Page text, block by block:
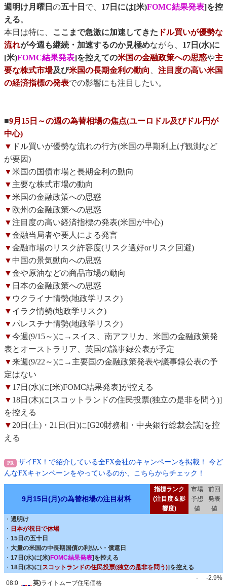
週明け月曜日 の五十日 で、 17日には[米)FOMC結果発表]を控
える。
本日は特に、
ここまで急激に加速してきた ドル買いが優勢な
流れが今週も継続・加速するのか見極めながら、 17日(水)に
[米)FOMC結果発表]を控えての米国の金融政策への思惑や主
要な株式市場及び米国の長期金利の動向 、 注目度の高い米国
の経済指標の発表での影響にも注目したい。
■9月15日～の週の為替相場の焦点(ユーロドル及びドル円が
中心)
▼ ドル買いが優勢な流れの行方(米国の早期利上げ観測など
が要因)
▼米国の国債市場と長期金利の動向
▼ 主要な株式市場の動向
▼米国の金融政策への思惑
▼ 欧州の金融政策への思惑
▼注目度の高い経済指標の発表(米国が中心)
▼金融当局者や要人による発言
▼金融市場のリスク許容度(リスク選好orリスク回避)
▼ 中国の景気動向への思惑
▼金や原油などの商品市場の動向
▼ 日本の金融政策への思惑
▼ ウクライナ情勢(地政学リスク)
▼ イラク情勢(地政学リスク)
▼パレスチナ情勢(地政学リスク)
▼今週(9/15～)に→スイス、南アフリカ、米国の金融政策発
表とオーストラリア、英国の議事録公表が予定
▼来週(9/22～)に→主要国の金融政策発表や議事録公表の予
定はない
▼ 17日(水)に[米)FOMC結果発表]が控える
▼ 18日(木)に[スコットランドの住民投票(独立の是非を問う)]
を控える
▼20日(土)・21日(日)に[G20財務相・中央銀行総裁会議]を控
える
ザイFX！で紹介している全FX会社のキャンペーンを掲載！ 今ど
んなFXキャンペーンをやっているのか、こちらからチェック！
9月15日(月)の為替相場の注目材料
指標ランク
(注目度＆影
響度)
市場
予想
値
前回
発表
値
・ 週明け
・ 日本が祝日で休場
・ 15日の五十日
・ 大量の米国の中長期国債の利払い・償還日
・ 17日(水)に[米)FOMC結果発表]を控える
・ 18日(木)に[スコットランドの住民投票(独立の是非を問う)]を控える
08:0
英)ライトムーブ住宅価格
- -2.9%